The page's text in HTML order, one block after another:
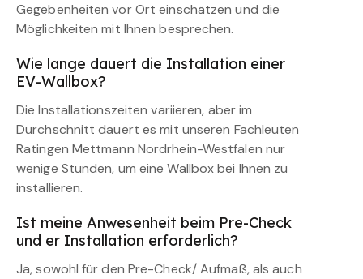
Gegebenheiten vor Ort einschätzen und die
Möglichkeiten mit Ihnen besprechen.
Wie lange dauert die Installation einer
EV-Wallbox?
Die Installationszeiten variieren, aber im
Durchschnitt dauert es mit unseren Fachleuten
Ratingen Mettmann Nordrhein-Westfalen nur
wenige Stunden, um eine Wallbox bei Ihnen zu
installieren.
Ist meine Anwesenheit beim Pre-Check
und er Installation erforderlich?
Ja, sowohl für den Pre-Check/ Aufmaß, als auch